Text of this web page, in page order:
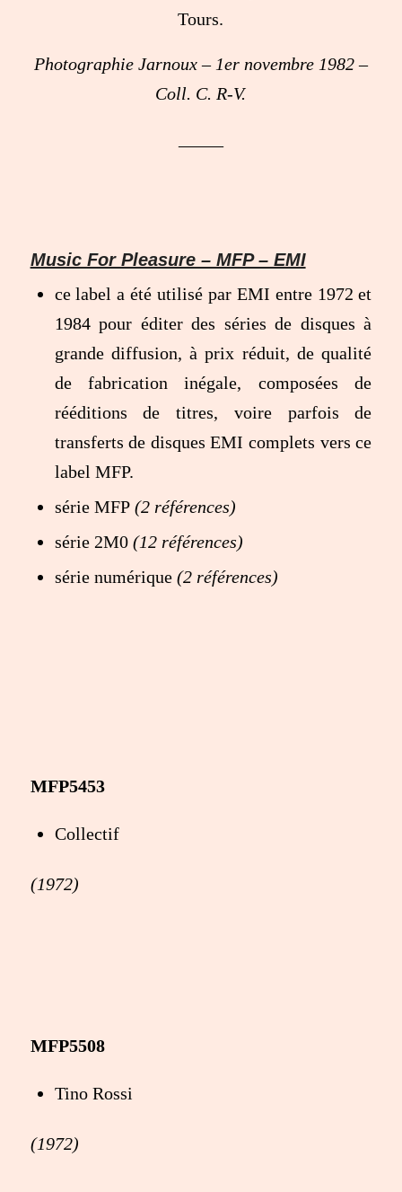
Tours.
Photographie Jarnoux – 1er novembre 1982 –
Coll. C. R-V.
Music For Pleasure – MFP – EMI
ce label a été utilisé par EMI entre 1972 et
1984 pour éditer des séries de disques à
grande diffusion, à prix réduit, de qualité
de fabrication inégale, composées de
rééditions de titres, voire parfois de
transferts de disques EMI complets vers ce
label MFP.
série MFP (2 références)
série 2M0(12 références)
série numérique(2 références)
MFP5453
Collectif
(1972)
MFP5508
Tino Rossi
(1972)